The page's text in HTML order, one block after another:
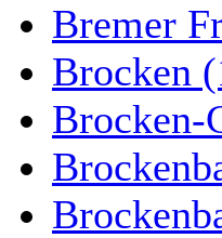
Bremer
Brocken
Brocken-